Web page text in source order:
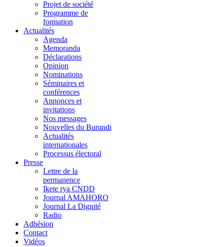
Projet de société
Programme de
formation
Actualités
Agenda
Memoranda
Déclarations
Opinion
Nominations
Séminaires et
conférences
Annonces et
invitations
Nos messages
Nouvelles du Burundi
Actualités
internationales
Processus électoral
Presse
Lettre de la
permanence
Ikete rya CNDD
Journal AMAHORO
Journal La Dignité
Radio
Adhésion
Contact
Vidéos